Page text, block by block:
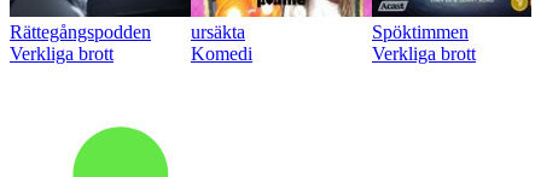
Rättegångspodden
Verkliga brott
ursäkta
Komedi
Spöktimmen
Verkliga brott